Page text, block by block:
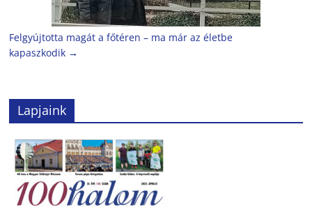
Felgyújtotta magát a főtéren – ma már az életbe
kapaszkodik →
Lapjaink